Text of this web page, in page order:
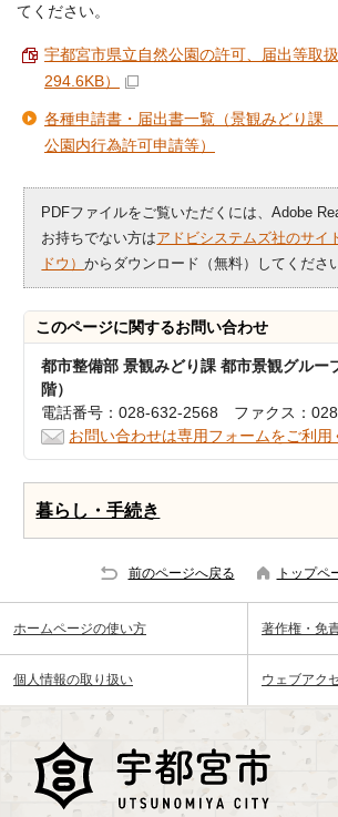
てください。
宇都宮市県立自然公園の許可、届出等取
294.6KB）
各種申請書・届出書一覧（景観みどり課
公園内行為許可申請等）
PDFファイルをご覧いただくには、Adobe
お持ちでない方はアドビシステムズ社のサイ
ドウ）からダウンロード（無料）してくださ
このページに関するお問い合わせ
都市整備部 景観みどり課 都市景観グルー
階）
電話番号：028-632-2568 ファクス：
お問い合わせは専用フォームをご利用
暮らし・手続き
前のページへ戻る トップペ
ホームページの使い方 著作権・免
個人情報の取り扱い ウェブアク